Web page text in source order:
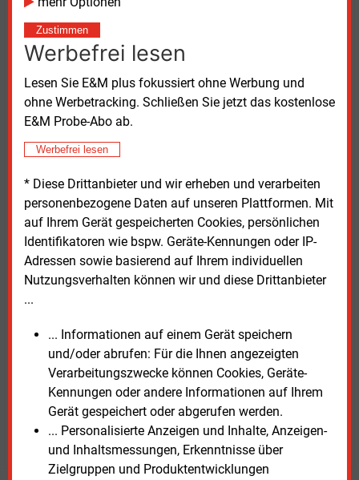
Zustimmen
Werbefrei lesen
Lesen Sie E&M plus fokussiert ohne Werbung und
ohne Werbetracking. Schließen Sie jetzt das kostenlose
E&M Probe-Abo ab.
Werbefrei lesen
* Diese Drittanbieter und wir erheben und verarbeiten
personenbezogene Daten auf unseren Plattformen. Mit
auf Ihrem Gerät gespeicherten Cookies, persönlichen
Identifikatoren wie bspw. Geräte-Kennungen oder IP-
Adressen sowie basierend auf Ihrem individuellen
Nutzungsverhalten können wir und diese Drittanbieter
...
... Informationen auf einem Gerät speichern
und/oder abrufen: Für die Ihnen angezeigten
Verarbeitungszwecke können Cookies, Geräte-
Kennungen oder andere Informationen auf Ihrem
Gerät gespeichert oder abgerufen werden.
... Personalisierte Anzeigen und Inhalte, Anzeigen-
und Inhaltsmessungen, Erkenntnisse über
Zielgruppen und Produktentwicklungen
betont, das Onshore-Geschäft habe eine solide
Projektbasis aufgebaut. Mit dem Verkauf könne
Orsted das Veräußerungsprogramm abschließen und
sich finanziell robuster aufstellen, während der Fokus
künftig auf Offshore-Wind liege. Unabhängig von
dem Verkauf in Europa betreibt Orsted weiterhin sein
Oktober 2025 als eigenständiges Unternehmen
Copenhagen Infrastructure Partners ist ein
international tätiger Infrastrukturinvestor mit
Hauptsitz in Kopenhagen, der sich auf Energie-,
Transport- und Versorgungsinfrastruktur spezialisiert
hat.
WeitereInformationen zum Verkauf der Onshore-
Branche von Orsted
stehen im Internet bereit.
Dienstag, 3.02.2026, 13:41 Uhr
Susanne Harmsen
© 2026 Energie & Management GmbH